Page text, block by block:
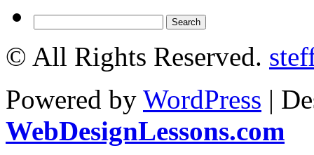
© All Rights Reserved.
Powered by WordPress |
WebDesignLessons.com